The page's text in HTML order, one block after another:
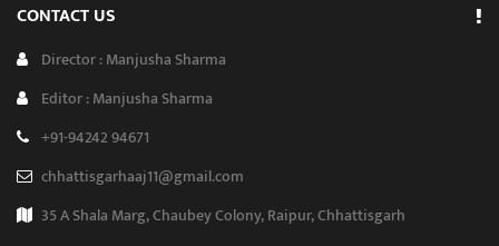
CONTACT US
Director : Manjusha Sharma
Editor : Manjusha Sharma
+91-94242 94671
chhattisgarhaaj11@gmail.com
35 A Shala Marg, Chaubey Colony, Raipur, Chhattisgarh